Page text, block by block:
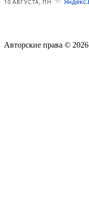
Авторские права © 2026